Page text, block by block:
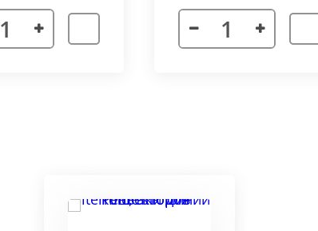
прибору завершенности и помогает
жесткость короба.
сегментов.